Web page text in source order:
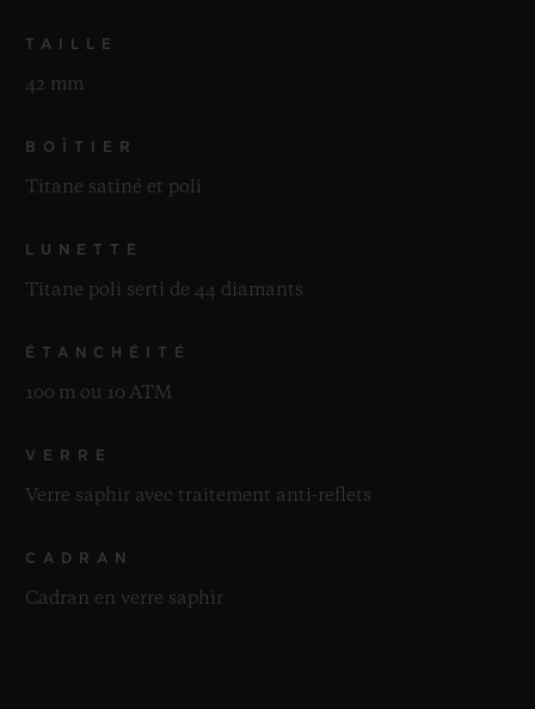
TAILLE
42 mm
BOÎTIER
Titane satiné et poli
LUNETTE
Titane poli serti de 44 diamants
ÉTANCHÉITÉ
100 m ou 10 ATM
VERRE
Verre saphir avec traitement anti-reflets
CADRAN
Cadran en verre saphir